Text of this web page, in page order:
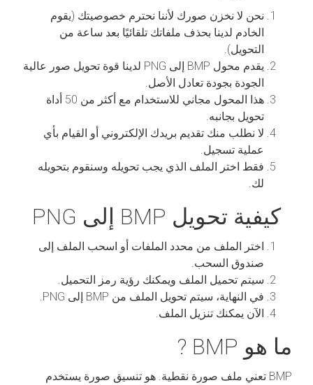
نحن لا نخزن صورك لأننا نحترم خصوصيتك (يقوم
الخادم لدينا بحذف ملفاتك تلقائيًا بعد ساعة من
التحويل).
يقدم محول BMP إلى PNG لدينا قوة تحويل صور عالية
الجودة بجودة تعادل الأصل.
هذا المحول مجاني للاستخدام مع أكثر من 50 أداة
تحويل بجانبه.
لا نطلب منك تقديم بريدك الإلكتروني أو القيام بأي
عملية تسجيل.
فقط اختر الملف الذي يجب تحويله وسنقوم بتحويله
لك.
كيفية تحويل BMP إلى PNG
اختر الملف من محدد الملفات أو اسحب الملف إلى
صندوق السحب.
سيتم تحميل الملف ويمكنك رؤية رمز التحميل.
في النهاية، سيتم تحويل الملف من BMP إلى PNG.
الآن يمكنك تنزيل الملف.
ما هو BMP ?
BMP تعني ملف صورة نقطية. هو تنسيق صورة يستخدم